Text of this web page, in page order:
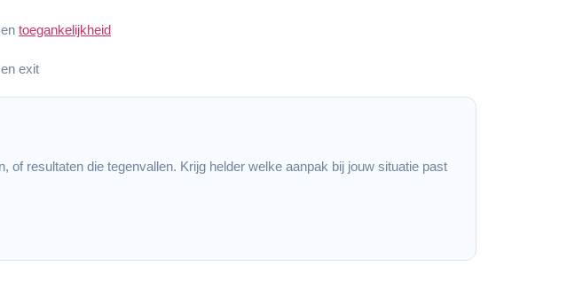
toegankelijkheid
exit
resultaten die tegenvallen. Krijg helder welke aanpak bij jouw situatie past